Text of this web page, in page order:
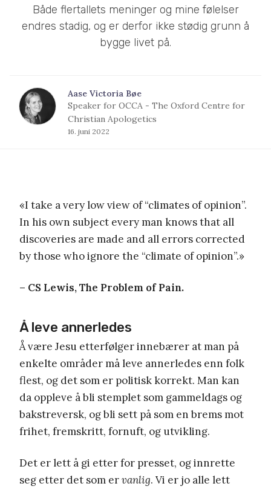
Både flertallets meninger og mine følelser
endres stadig, og er derfor ikke stødig grunn å
bygge livet på.
Aase Victoria Bøe
Speaker for OCCA - The Oxford Centre for
Christian Apologetics
16. juni 2022
«I take a very low view of “climates of opinion”.
In his own subject every man knows that all
discoveries are made and all errors corrected
by those who ignore the “climate of opinion”.»
– CS Lewis, The Problem of Pain.
Å leve annerledes
Å være Jesu etterfølger innebærer at man på
enkelte områder må leve annerledes enn folk
flest, og det som er politisk korrekt. Man kan
da oppleve å bli stemplet som gammeldags og
bakstreversk, og bli sett på som en brems mot
frihet, fremskritt, fornuft, og utvikling.
Det er lett å gi etter for presset, og innrette
seg etter det som ervanlig. Vi er jo alle lett